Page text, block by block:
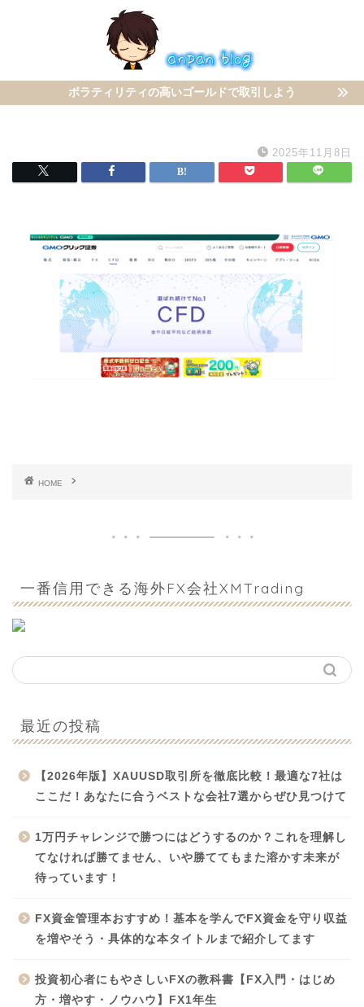
ボラティリティの高いゴールドで取引しよう
2025年11月8日
HOME
一番信用できる海外FX会社XMTrading
最近の投稿
【2026年版】XAUUSD取引所を徹底比較！最適な7社は
ここだ！あなたに合うベストな会社7選からぜひ見つけて
1万円チャレンジで勝つにはどうするのか？これを理解し
てなければ勝てません、いや勝ててもまた溶かす未来が
待っています！
FX資金管理本おすすめ！基本を学んでFX資金を守り収益
を増やそう・具体的な本タイトルまで紹介してます
投資初心者にもやさしいFXの教科書【FX入門・はじめ
方・増やす・ノウハウ】FX1年生